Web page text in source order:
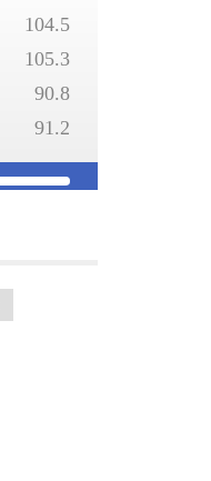
104.5
105.3
90.8
91.2